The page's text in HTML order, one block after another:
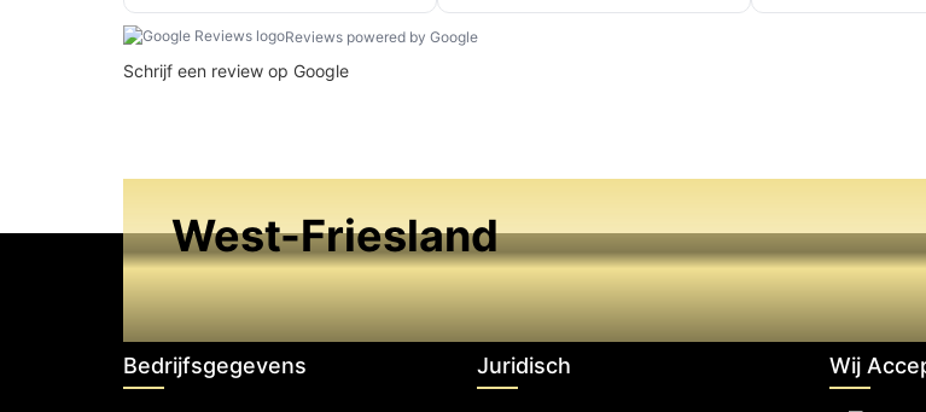
Reviews powered by Google
Schrijf een review op Google
West-Friesland
Bedrijfsgegevens Juridisch Wij